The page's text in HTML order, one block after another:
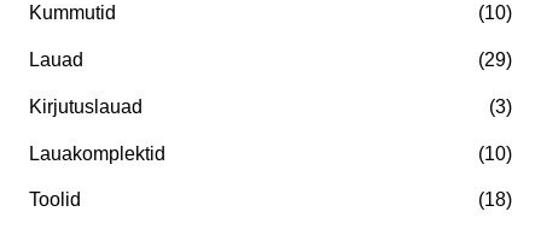
Kummutid (10)
Lauad (29)
Kirjutuslauad (3)
Lauakomplektid (10)
Toolid (18)
e
h
n
e